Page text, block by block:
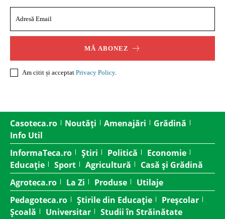
MĂ ABONEZ
Am citit și acceptat Privacy Policy.
Casoteca.ro Noutăți Amenajări
Grădină
Info Util
InformaTeca.ro
Știri Politică
Economie
Educație
Sport Agricultură
Casă și Grădină
Agroteca.ro
La Zi Produse
Utilaje
Pedagoteca.ro
Știrile din Educație
Preșcolar
Școală
Universitar Studii în Străinătate